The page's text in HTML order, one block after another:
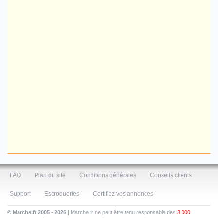
FAQ Plan du site Conditions générales Conseils clients
Support Escroqueries Certifiez vos annonces
© Marche.fr 2005 - 2026 | Marche.fr ne peut être tenu responsable des 3 000